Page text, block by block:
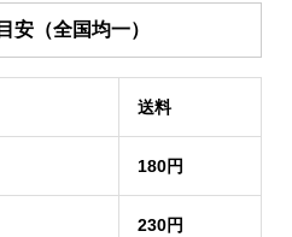
安（全国均一）
送料
180円
230円